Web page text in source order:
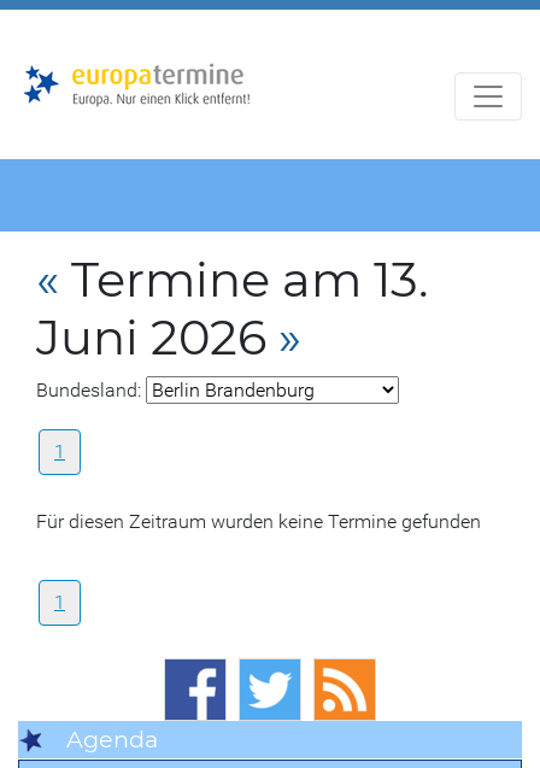
« Termine am 13.
Juni 2026 »
Bundesland:
1
Für diesen Zeitraum wurden keine Termine gefunden
1
Agenda